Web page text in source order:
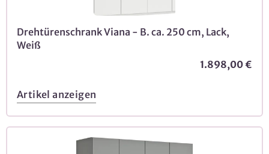
Drehtürenschrank Viana - B. ca. 250 cm, Lack,
Weiß
1.898,00 €
Artikel anzeigen